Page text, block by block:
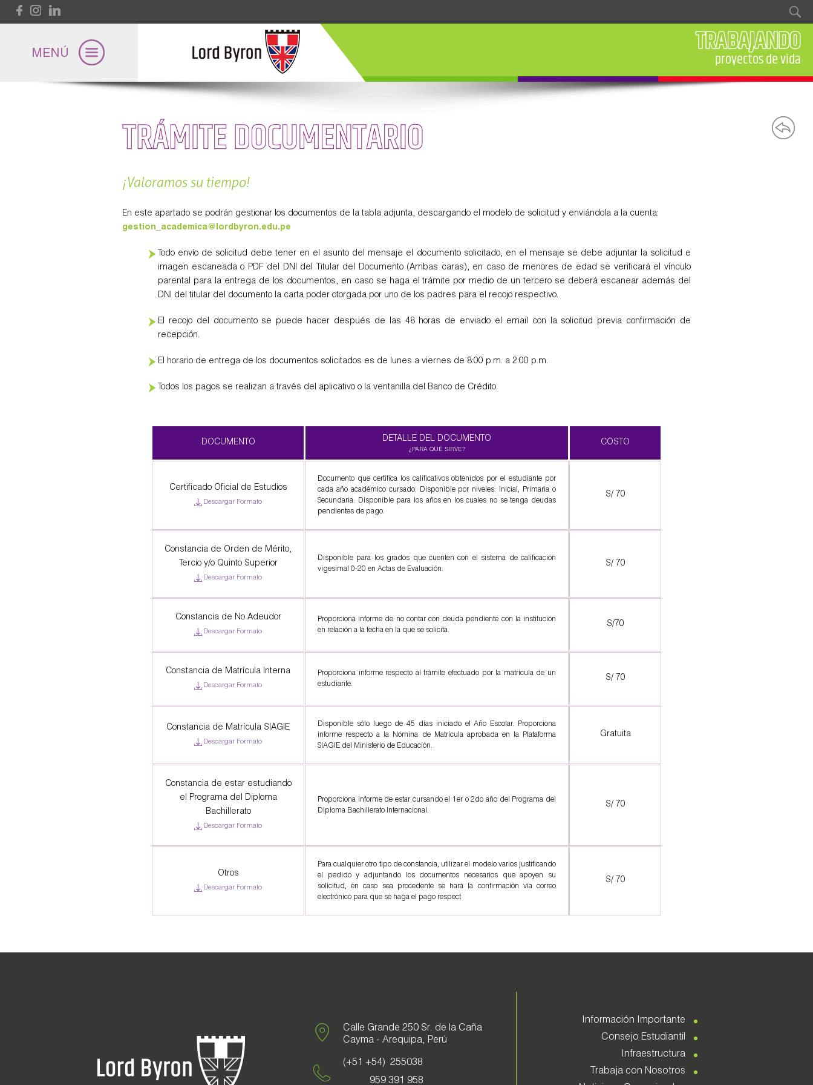
Pasar al contenido principal
a pensar, enseñar a vivir
proyectos de vida
se consigue sin entusiasmo
es un hábito
de la exigencia y la obra bien hecha
voluntad
TRÁMITES DOCUMENTARIOS
¡Valoramos su tiempo!
En este apartado se podrán gestionar los documentos de la tabla adjunta, descargando el modelo de solicitud y enviándola a la cuenta:
gestion_academica@ lordbyron.edu.pe
Todo envío de solicitud debe tener en el asunto del mensaje el documento solicitado, en el mensaje se debe adjuntar la solicitud e
imagen escaneada o PDF del DNI del Titular del Documento (Ambas caras), en caso de menores de edad se verificará el vínculo
parental para la entrega de los documentos, en caso se haga el trámite por medio de un tercero se deberá escanear además del
DNI del titular del documento la carta poder otorgada por uno de los padres para el recojo respectivo.
El recojo del documento se puede hacer después de las 48 horas de enviado el email con la solicitud previa confirmación de
recepción.
El horario de entrega de los documentos solicitados es de lunes a viernes de 8:00 p.m. a 2:00 p.m.
Todos los pagos se realizan a través del aplicativo o la ventanilla del Banco de Crédito.
DOCUMENTO DETALLE DEL DOCUMENTO COSTO
Certificado Oficial de Estudios
Descargar Formato
Documento que certifica los calificativos obtenidos por el estudiante por
cada año académico cursado. Disponible por niveles: Inicial, Primaria o
Secundaria. Disponible para los años en los cuales no se tenga deudas
pendientes de pago.
S/ 70
Constancia de Orden de Mérito,
Tercio y/o Quinto Superior
Descargar Formato
Disponible para los grados que cuenten con el sistema de calificación
vigesimal 0-20 en Actas de Evaluación.
S/ 70
Constancia de No Adeudor
Descargar Formato
Proporciona informe de no contar con deuda pendiente con la institución
en relación a la fecha en la que se solicita.
S/70
Constancia de Matrícula Interna
Descargar Formato
Proporciona informe respecto al trámite efectuado por la matrícula de un
estudiante.
S/ 70
Constancia de Matrícula SIAGIE
Descargar Formato
Disponible sólo luego de 45 días iniciado el Año Escolar. Proporciona
informe respecto a la Nómina de Matrícula aprobada en la Plataforma
SIAGIE del Ministerio de Educación.
Gratuita
Constancia de estar estudiando
el Programa del Diploma
Bachillerato
Descargar Formato
Proporciona informe de estar cursando el 1er o 2do año del Programa del
Diploma Bachillerato Internacional.
S/ 70
Otros
Descargar Formato
Para cualquier otro tipo de constancia, utilizar el modelo varios justificando
el pedido y adjuntando los documentos necesarios que apoyen su
solicitud, en caso sea procedente se hará la confirmación vía correo
electrónico para que se haga el pago respect
S/ 70
Calle Grande 250 Sr. de la Caña
Cayma - Arequipa, Perú
(+51 +54) 255038
959 391 958
Información Importante
Consejo Estudiantil
Infraestructura
Trabaja con Nosotros